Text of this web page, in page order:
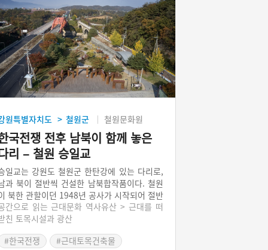
원특별자치도 > 철원군 철원문화원
국전쟁 전후 남북이 함께 놓은
리 – 철원 승일교
일교는 강원도 철원군 한탄강에 있는 다리로,
과 북이 절반씩 건설한 남북합작품이다. 철원
북한 관할이던 1948년 공사가 시작되어 절반
지어졌으나, 한국전쟁으로 중단되었다. 이후
년 남한이 나머지 절반을 완공했다. 다리는
이 120m, 높이 35m, 너비 8m의 철근콘크리
구조로, ‘한국의 콰이강의 다리’라 불린다. 명
간으로 읽는 근대문화 역사유산 > 근대를 떠
친 토목시설과 광산
#한국전쟁
#근대토목건축물